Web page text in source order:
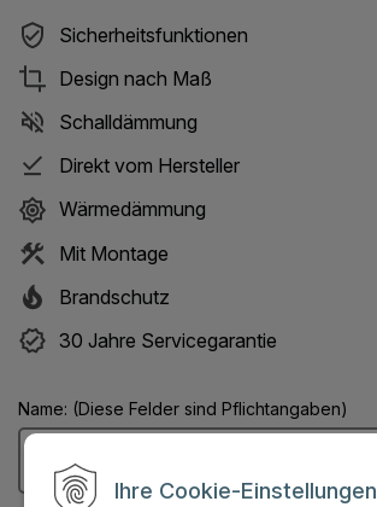
Ihre Cookie-Einstellungen
Sicherheitsfunktionen
Design nach Maß
Schalldämmung
Direkt vom Hersteller
Wärmedämmung
Mit Montage
Brandschutz
30 Jahre Servicegarantie
Name: (Diese Felder sind Pflichtangaben)